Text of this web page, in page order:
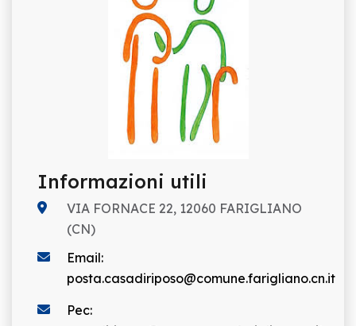
Informazioni utili
VIA FORNACE 22, 12060 FARIGLIANO
(CN)
Email:
posta.casadiriposo@comune.farigliano.cn.it
Pec: